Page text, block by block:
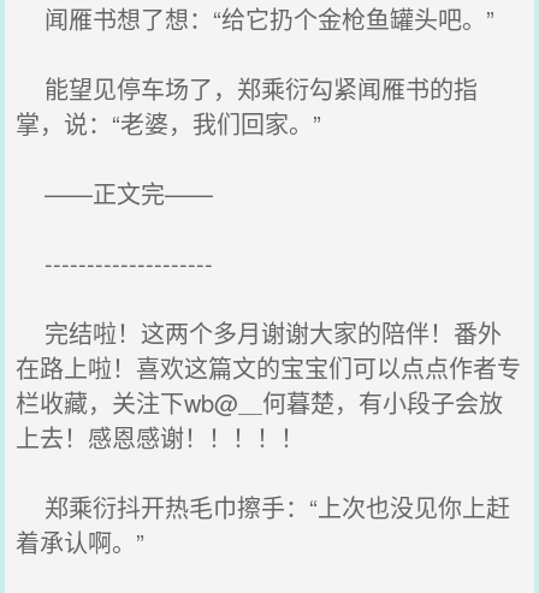
闻雁书想了想：“给它扔个金枪鱼罐头吧。”
能望见停车场了，郑乘衍勾紧闻雁书的指
掌，说：“老婆，我们回家。”
——正文完——
--------------------
完结啦！这两个多月谢谢大家的陪伴！番外
在路上啦！喜欢这篇文的宝宝们可以点点作者专
栏收藏，关注下wb@＿何暮楚，有小段子会放
上去！感恩感谢！！！！！
郑乘衍抖开热毛巾擦手：“上次也没见你上赶
着承认啊。”